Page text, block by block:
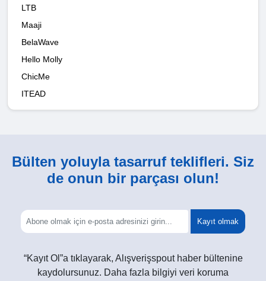
LTB
Maaji
BelaWave
Hello Molly
ChicMe
ITEAD
Bülten yoluyla tasarruf teklifleri. Siz
de onun bir parçası olun!
Kayıt olmak
“Kayıt Ol”a tıklayarak, Alışverişspout haber bültenine
kaydolursunuz. Daha fazla bilgiyi veri koruma